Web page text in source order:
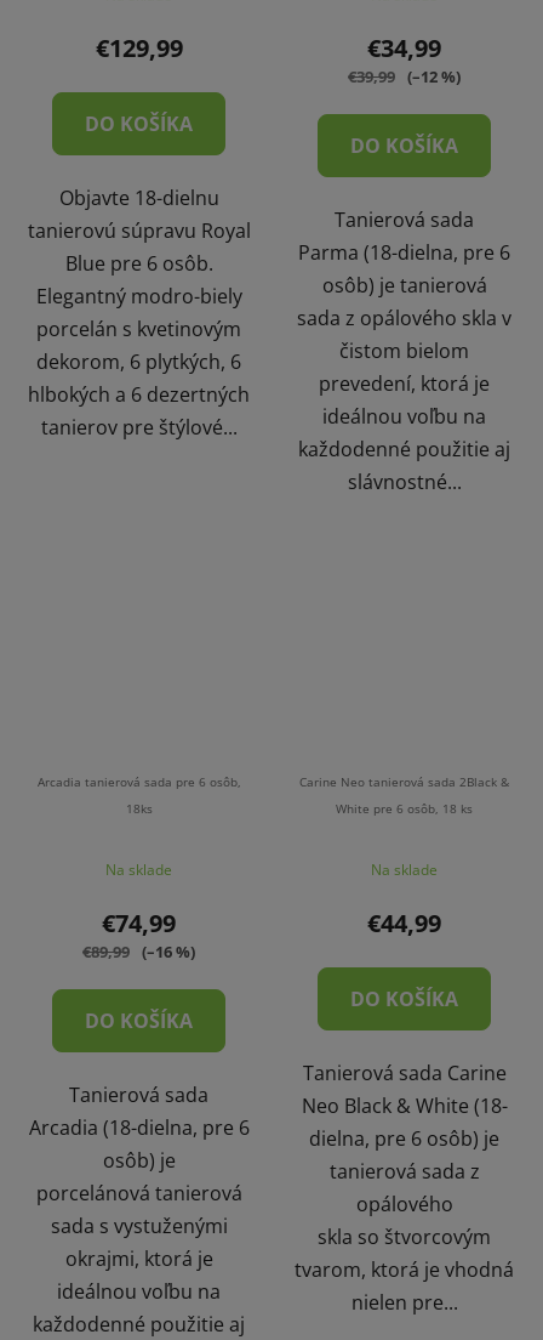
€129,99
DO KOŠÍKA
Objavte 18-dielnu
tanierovú súpravu Royal
Blue pre 6 osôb.
Elegantný modro-biely
porcelán s kvetinovým
dekorom, 6 plytkých, 6
hlbokých a 6 dezertných
tanierov pre štýlové...
€34,99
€39,99 (–12 %)
DO KOŠÍKA
Tanierová sada
Parma (18-dielna, pre 6
osôb) je tanierová
sada z opálového skla v
čistom bielom
prevedení, ktorá je
ideálnou voľbu na
každodenné použitie aj
slávnostné...
Arcadia tanierová sada pre 6 osôb,
18ks
Na sklade
€74,99
€89,99 (–16 %)
DO KOŠÍKA
Tanierová sada
Arcadia (18-dielna, pre 6
osôb) je
porcelánová tanierová
sada s vystuženými
okrajmi, ktorá je
ideálnou voľbu na
každodenné použitie aj
Carine Neo tanierová sada 2Black &
White pre 6 osôb, 18 ks
Na sklade
€44,99
DO KOŠÍKA
Tanierová sada Carine
Neo Black & White (18-
dielna, pre 6 osôb) je
tanierová sada z
opálového
skla so štvorcovým
tvarom, ktorá je vhodná
nielen pre...